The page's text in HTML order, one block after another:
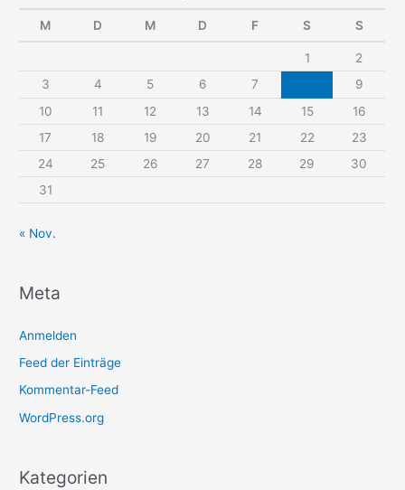
M D M D F S S
1
2
3
4 5 6 7
9
10
11 12 13 14 15
16
17
18 19 20 21 22
23
24
25 26 27 28 29
30
31
« Nov.
Meta
Anmelden
Feed der Einträge
Kommentar-Feed
WordPress.org
Kategorien